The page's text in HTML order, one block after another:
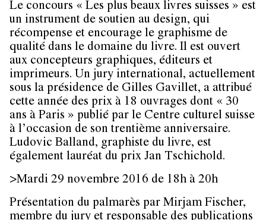
Le concours « Les plus beaux livres suisses » est
un instrument de soutien au design, qui
récompense et encourage le graphisme de
qualité dans le domaine du livre. Il est ouvert
aux concepteurs graphiques, éditeurs et
imprimeurs. Un jury international, actuellement
sous la présidence de Gilles Gavillet, a attribué
cette année des prix à 18 ouvrages dont « 30
ans à Paris » publié par le Centre culturel suisse
à l’occasion de son trentième anniversaire.
Ludovic Balland, graphiste du livre, est
également lauréat du prix Jan Tschichold.
>Mardi 29 novembre 2016 de 18h à 20h
Présentation du palmarès par Mirjam Fischer,